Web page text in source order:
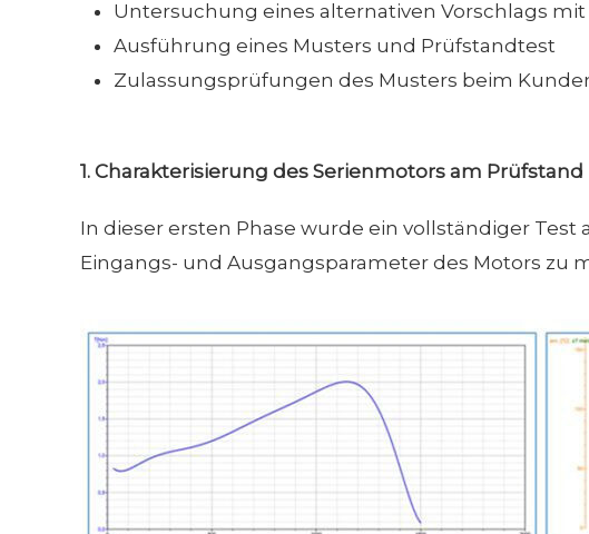
Untersuchung eines alternativen Vorschlags
Ausführung eines Musters und Prüfstandtest
Zulassungsprüfungen des Musters beim
1. Charakterisierung des Serienmotors am Prüfstand
In dieser ersten Phase wurde ein vollständiger
Eingangs- und Ausgangsparameter des Motors zu